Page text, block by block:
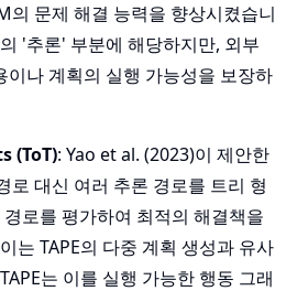
의 문제 해결 능력을 향상시켰습니
'추론' 부분에 해당하지만, 외부
이나 계획의 실행 가능성을 보장하
(ToT): Yao et al. (2023)이 제안한
로 대신 여러 추론 경로를 트리 형
로를 평가하여 최적의 해결책을
는 TAPE의 다중 계획 생성과 유사
는 이를 실행 가능한 행동 그래